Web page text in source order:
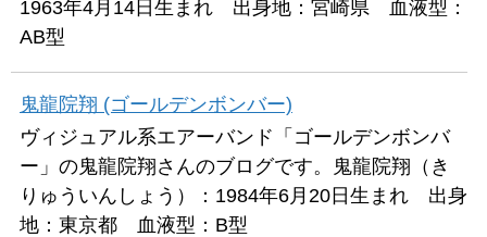
1963年4月14日生まれ 出身地：宮崎県 血液型：
AB型
鬼龍院翔 (ゴールデンボンバー)
ヴィジュアル系エアーバンド「ゴールデンボンバ
ー」の鬼龍院翔さんのブログです。鬼龍院翔（き
りゅういんしょう）：1984年6月20日生まれ 出身
地：東京都 血液型：B型